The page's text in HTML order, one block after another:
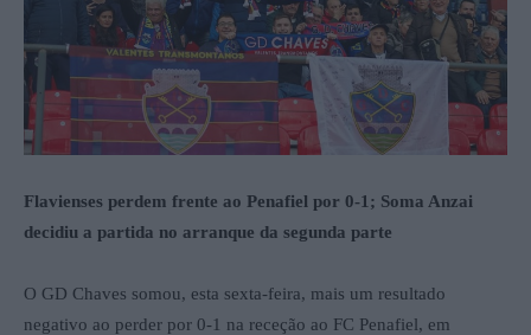
Flavienses perdem frente ao Penafiel por 0-1; Soma Anzai
decidiu a partida no arranque da segunda parte
O GD Chaves somou, esta sexta-feira, mais um resultado
negativo ao perder por 0-1 na receção ao FC Penafiel, em